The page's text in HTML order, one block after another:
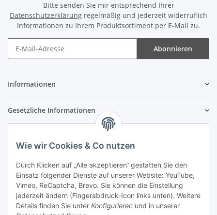
Wie wir Cookies & Co nutzen
Durch Klicken auf „Alle akzeptieren“ gestatten Sie den
Einsatz folgender Dienste auf unserer Website: YouTube,
Vimeo, ReCaptcha, Brevo. Sie können die Einstellung
jederzeit ändern (Fingerabdruck-Icon links unten). Weitere
Details finden Sie unter Konfigurieren und in unserer
Bitte senden Sie mir entsprechend Ihrer
Datenschutzerklärung regelmäßig und jederzeit widerruflich
Informationen zu Ihrem Produktsortiment per E-Mail zu.
Abonnieren
Informationen
Gesetzliche Informationen